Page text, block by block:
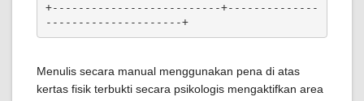
+--------------------------+--------------
---------------------+
Menulis secara manual menggunakan pena di atas
kertas fisik terbukti secara psikologis mengaktifkan area